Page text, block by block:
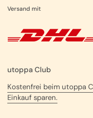
Versand mit
utoppa Club
Kostenfrei beim utoppa
Einkauf sparen.